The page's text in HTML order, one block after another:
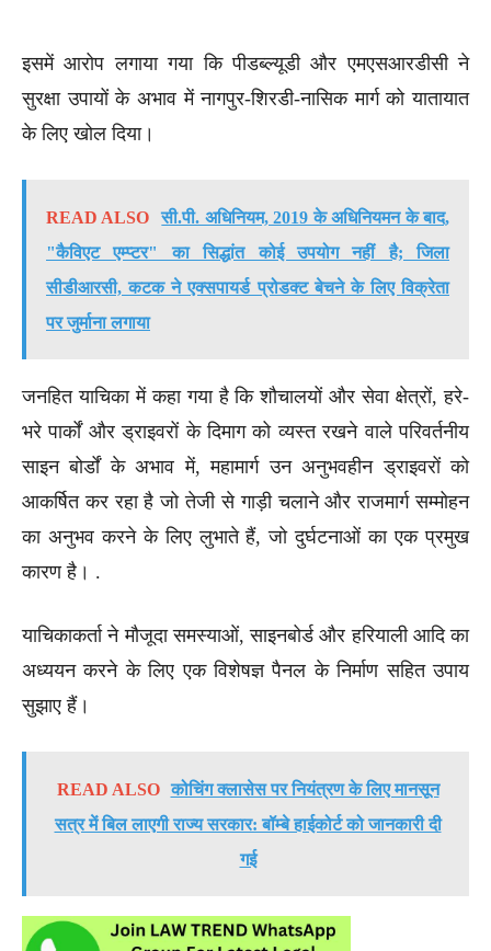
इसमें आरोप लगाया गया कि पीडब्ल्यूडी और एमएसआरडीसी ने
सुरक्षा उपायों के अभाव में नागपुर-शिरडी-नासिक मार्ग को यातायात
के लिए खोल दिया।
READ ALSO
सी.पी. अधिनियम, 2019 के अधिनियमन के बाद,
"कैविएट एम्प्टर" का सिद्धांत कोई उपयोग नहीं है; जिला
सीडीआरसी, कटक ने एक्सपायर्ड प्रोडक्ट बेचने के लिए विक्रेता
पर जुर्माना लगाया
जनहित याचिका में कहा गया है कि शौचालयों और सेवा क्षेत्रों, हरे-
भरे पार्कों और ड्राइवरों के दिमाग को व्यस्त रखने वाले परिवर्तनीय
साइन बोर्डों के अभाव में, महामार्ग उन अनुभवहीन ड्राइवरों को
आकर्षित कर रहा है जो तेजी से गाड़ी चलाने और राजमार्ग सम्मोहन
का अनुभव करने के लिए लुभाते हैं, जो दुर्घटनाओं का एक प्रमुख
कारण है। .
याचिकाकर्ता ने मौजूदा समस्याओं, साइनबोर्ड और हरियाली आदि का
अध्ययन करने के लिए एक विशेषज्ञ पैनल के निर्माण सहित उपाय
सुझाए हैं।
READ ALSO कोचिंग क्लासेस पर नियंत्रण के लिए मानसून
सत्र में बिल लाएगी राज्य सरकार: बॉम्बे हाईकोर्ट को जानकारी दी
गई